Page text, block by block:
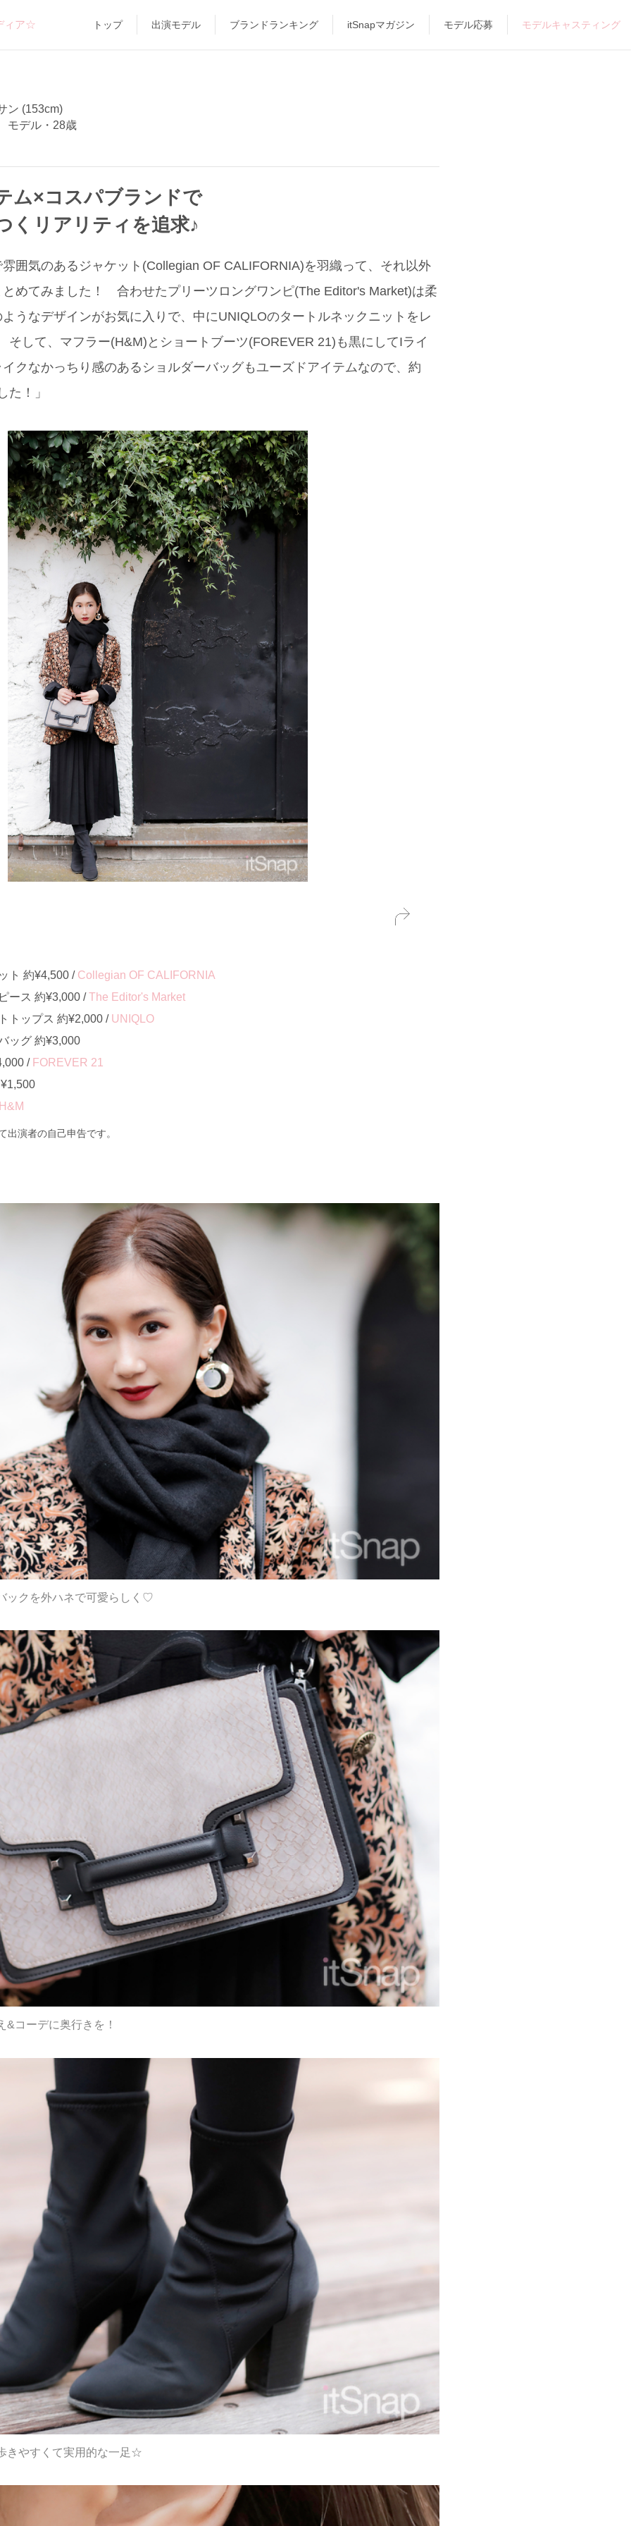
ィア☆ トップ 出演モデル ブランドランキング itSnapマガジン モデル応募 モデルキャスティング
ン (153cm)
モデル・28歳
ム×コスパブランドで
くリアリティを追求♪
囲気のあるジャケット(Collegian OF CALIFORNIA)を羽織って、それ以外
めてみました！ 合わせたプリーツロングワンピ(The Editor's Market)は柔
うなデザインがお気に入りで、中にUNIQLOのタートルネックニットをレ
して、マフラー(H&M)とショートブーツ(FOREVER 21)も黒にしてIライ
なかっちり感のあるショルダーバッグもユーズドアイテムなので、約
た！」
ト 約¥4,500 / Collegian OF CALIFORNIA
ース 約¥3,000 /The Editor's Market
トップス 約¥2,000 / UNIQLO
ッグ 約¥3,000
/ FOREVER 21
演者の自己申告です。
ックを外ハネで可愛らしく♡
&コーデに奥行きを！
きやすくて実用的な一足☆